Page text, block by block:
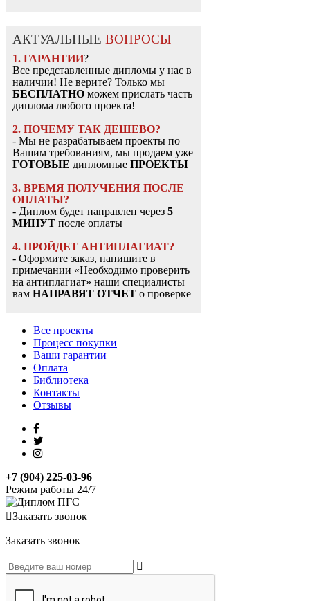
АКТУАЛЬНЫЕ ВОПРОСЫ
1. ГАРАНТИИ?
Все представленные дипломы у нас в
наличии! Не верите? Только мы
БЕСПЛАТНО можем прислать часть
диплома любого проекта!
2. ПОЧЕМУ ТАК ДЕШЕВО?
- Мы не разрабатываем проекты по
Вашим требованиям, мы продаем уже
ГОТОВЫЕ дипломные ПРОЕКТЫ
3. ВРЕМЯ ПОЛУЧЕНИЯ ПОСЛЕ
ОПЛАТЫ?
- Диплом будет направлен через 5
МИНУТ после оплаты
4. ПРОЙДЕТ АНТИПЛАГИАТ?
- Оформите заказ, напишите в
примечании «Необходимо проверить
на антиплагиат» наши специалисты
вам НАПРАВЯТ ОТЧЕТ о проверке
Все проекты
Процесс покупки
Ваши гарантии
Оплата
Библиотека
Контакты
Отзывы
+7 (904) 225-03-96
Режим работы 24/7
Заказать звонок
Заказать звонок